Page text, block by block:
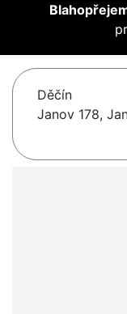
Děčín
Janov 178,